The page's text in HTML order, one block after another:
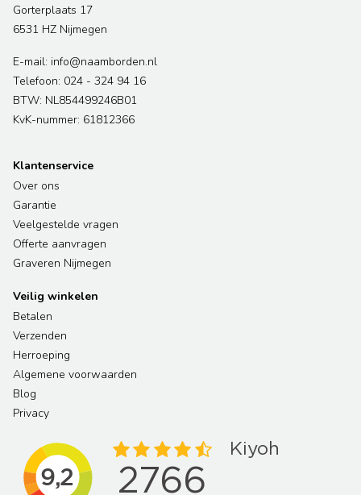
Gorterplaats 17
6531 HZ Nijmegen
E-mail: info@naamborden.nl
Telefoon: 024 - 324 94 16
BTW: NL854499246B01
KvK-nummer: 61812366
Klantenservice
Over ons
Garantie
Veelgestelde vragen
Offerte aanvragen
Graveren Nijmegen
Veilig winkelen
Betalen
Verzenden
Herroeping
Algemene voorwaarden
Blog
Privacy